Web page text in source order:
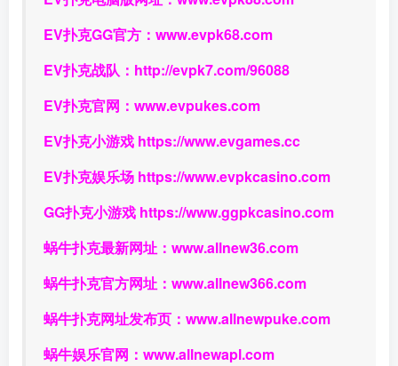
EV扑克GG官方： www.evpk68.com
EV扑克战队： http://evpk7.com/96088
EV扑克官网： www.evpukes.com
EV扑克小游戏 https://www.evgames.cc
EV扑克娱乐场 https://www.evpkcasino.com
GG扑克小游戏 https://www.ggpkcasino.com
蜗牛扑克最新网址： www.allnew36.com
蜗牛扑克官方网址： www.allnew366.com
蜗牛扑克网址发布页： www.allnewpuke.com
蜗牛娱乐官网： www.allnewapl.com